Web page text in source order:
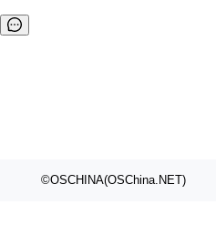
©OSCHINA(OSChina.NET)